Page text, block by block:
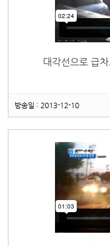
대각선으로 급
방송일 : 2013-12-10